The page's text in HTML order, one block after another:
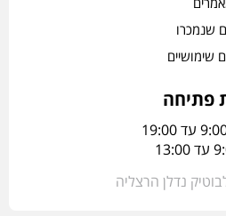
שנמכרו
שימושיים
פתיחה
נדלן הרצליה